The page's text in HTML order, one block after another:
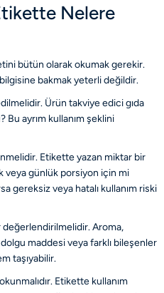
Nelere
bütün olarak okumak gerekir.
bakmak yeterli değildir.
Ürün takviye edici gıda
Bu ayrım kullanım şeklini
Etikette yazan miktar bir
veya günlük porsiyon için mi
gereksiz veya hatalı kullanım riski
değerlendirilmelidir. Aroma,
maddesi veya farklı bileşenler
taşıyabilir.
Etikette kullanım